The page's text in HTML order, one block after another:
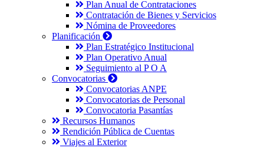
Plan Anual de Contrataciones
Contratación de Bienes y Servicios
Nómina de Proveedores
Planificación
Plan Estratégico Institucional
Plan Operativo Anual
Seguimiento al P O A
Convocatorias
Convocatorias ANPE
Convocatorias de Personal
Convocatoria Pasantías
Recursos Humanos
Rendición Pública de Cuentas
Viajes al Exterior